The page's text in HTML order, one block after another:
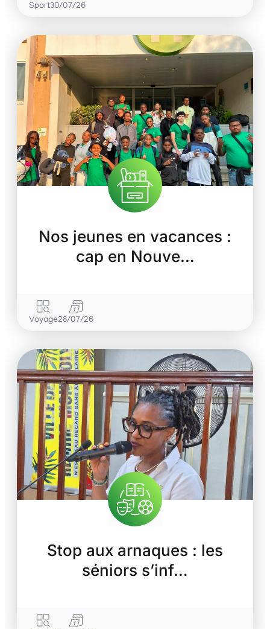
Sport30/07/26
Nos jeunes en vacances :
cap en Nouve…
Voyage28/07/26
Stop aux arnaques : les
séniors s’inf…